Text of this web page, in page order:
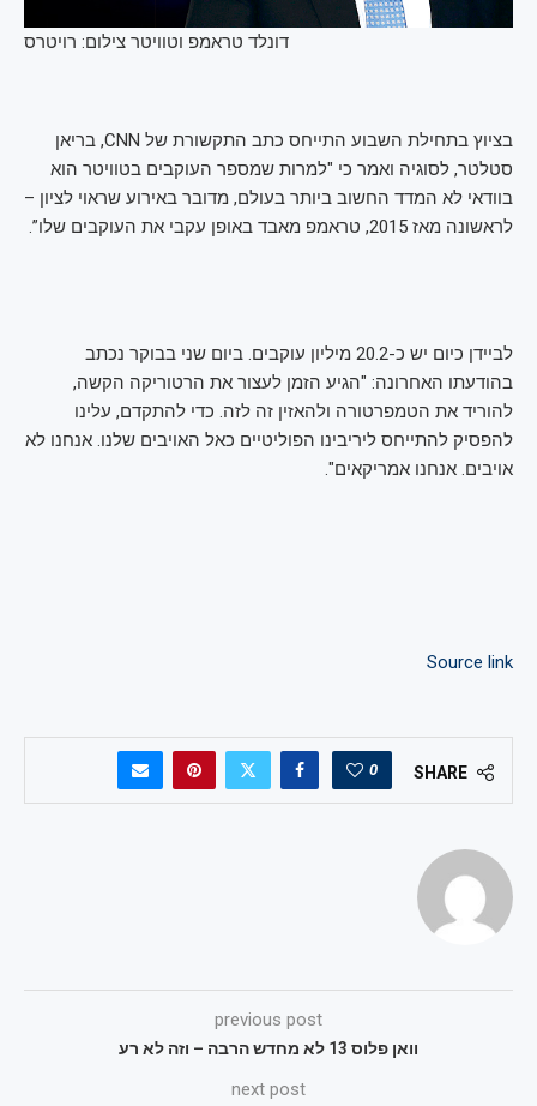
דונלד טראמפ וטוויטר צילום: רויטרס
בציוץ בתחילת השבוע התייחס כתב התקשורת של CNN, בריאן
סטלטר, לסוגיה ואמר כי "למרות שמספר העוקבים בטוויטר הוא
בוודאי לא המדד החשוב ביותר בעולם, מדובר באירוע שראוי לציון –
לראשונה מאז 2015, טראמפ מאבד באופן עקבי את העוקבים שלו”.
לביידן כיום יש כ-20.2 מיליון עוקבים. ביום שני בבוקר נכתב
בהודעתו האחרונה: "הגיע הזמן לעצור את הרטוריקה הקשה,
להוריד את הטמפרטורה ולהאזין זה לזה. כדי להתקדם, עלינו
להפסיק להתייחס ליריבינו הפוליטיים כאל האויבים שלנו. אנחנו לא
אויבים. אנחנו אמריקאים".
Source link
SHARE
0
previous post
וואן פלוס 13 לא מחדש הרבה – וזה לא רע
next post